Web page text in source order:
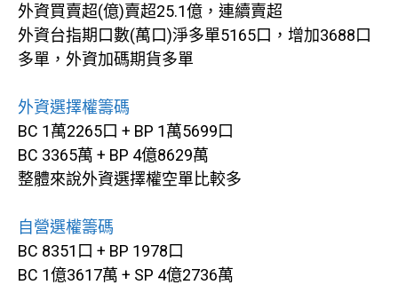
外資買賣超(億)賣超25.1億，連續賣超
外資台指期口數(萬口)淨多單5165口，增加3688口
多單，外資加碼期貨多單
外資選擇權籌碼
BC 1萬2265口 + BP 1萬5699口
BC 3365萬 + BP 4億8629萬
整體來說外資選擇權空單比較多
自營選權籌碼
BC 8351口 + BP 1978口
BC 1億3617萬 + SP 4億2736萬